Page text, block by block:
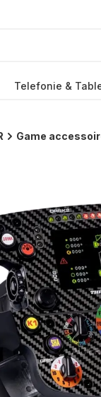
Telefonie &
Game